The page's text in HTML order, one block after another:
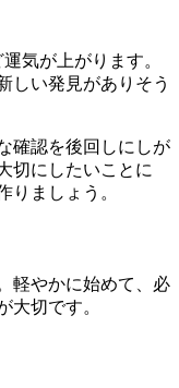
気が上がります。
しい発見がありそう
確認を後回しにしが
切にしたいことに
りましょう。
軽やかに始めて、必
大切です。